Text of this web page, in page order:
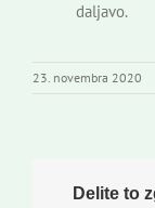
daljavo.
23. novembra 2020
Delite to